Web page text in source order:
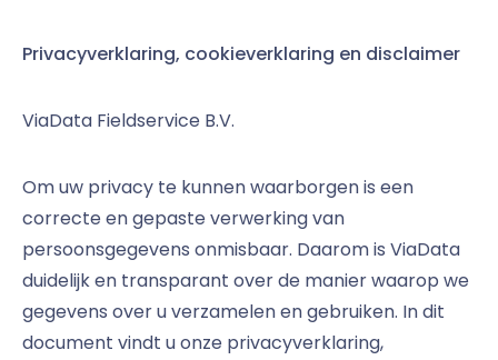
Privacyverklaring, cookieverklaring en disclaimer
ViaData Fieldservice B.V.
Om uw privacy te kunnen waarborgen is een
correcte en gepaste verwerking van
persoonsgegevens onmisbaar. Daarom is ViaData
duidelijk en transparant over de manier waarop we
gegevens over u verzamelen en gebruiken. In dit
document vindt u onze privacyverklaring,